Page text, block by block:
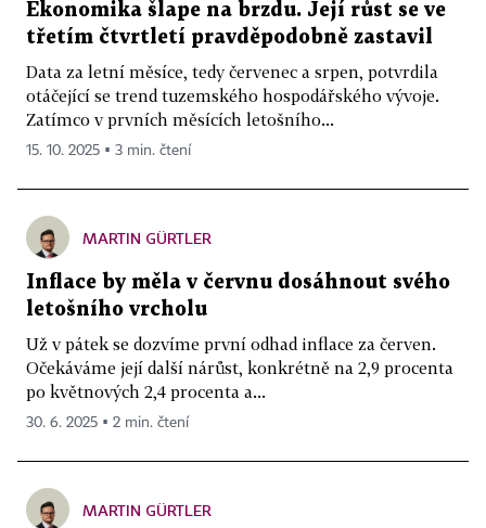
Ekonomika šlape na brzdu. Její růst se ve
třetím čtvrtletí pravděpodobně zastavil
Data za letní měsíce, tedy červenec a srpen, potvrdila
otáčející se trend tuzemského hospodářského vývoje.
Zatímco v prvních měsících letošního...
15. 10. 2025 ▪ 3 min. čtení
MARTIN GÜRTLER
Inflace by měla v červnu dosáhnout svého
letošního vrcholu
Už v pátek se dozvíme první odhad inflace za červen.
Očekáváme její další nárůst, konkrétně na 2,9 procenta
po květnových 2,4 procenta a...
30. 6. 2025 ▪ 2 min. čtení
MARTIN GÜRTLER